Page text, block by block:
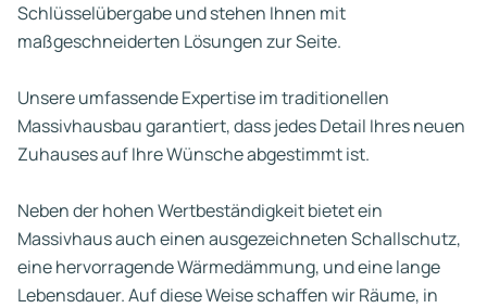
Schlüsselübergabe und stehen Ihnen mit
maßgeschneiderten Lösungen zur Seite.
Unsere umfassende Expertise im traditionellen
Massivhausbau garantiert, dass jedes Detail Ihres neuen
Zuhauses auf Ihre Wünsche abgestimmt ist.
Neben der hohen Wertbeständigkeit bietet ein
Massivhaus auch einen ausgezeichneten Schallschutz,
eine hervorragende Wärmedämmung, und eine lange
Lebensdauer. Auf diese Weise schaffen wir Räume, in